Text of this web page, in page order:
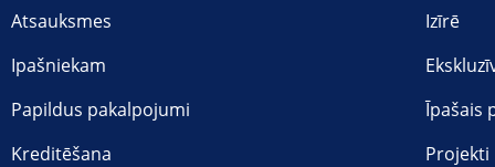
Atsauksmes
Ipašniekam
Papildus pakalpojumi
Kreditēšana
Izīrē
Īpašais
Projekti